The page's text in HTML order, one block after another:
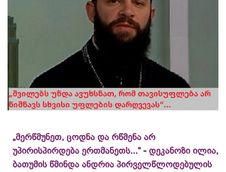
„მერწმუნეთ, ცოდნა და რწმენა არ
უპირისპირდება ერთმანეთს...“ - დეკანოზი ილია,
ბათუმის წმინდა ანდრია პირველწლოდებულის